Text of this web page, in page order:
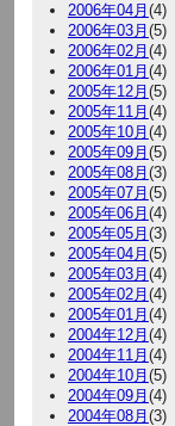
2006年04月 (4)
2006年03月 (5)
2006年02月 (4)
2006年01月 (4)
2005年12月 (5)
2005年11月 (4)
2005年10月 (4)
2005年09月 (5)
2005年08月 (3)
2005年07月 (5)
2005年06月 (4)
2005年05月 (3)
2005年04月 (5)
2005年03月 (4)
2005年02月 (4)
2005年01月 (4)
2004年12月 (4)
2004年11月 (4)
2004年10月 (5)
2004年09月 (4)
2004年08月 (3)